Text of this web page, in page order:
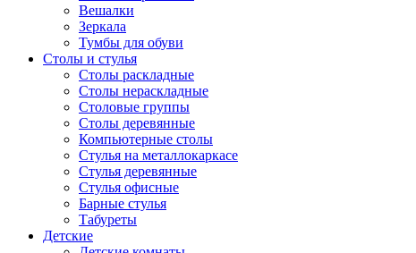
Вешалки
Зеркала
Тумбы для обуви
Столы и стулья
Столы раскладные
Столы нераскладные
Столовые группы
Столы деревянные
Компьютерные столы
Стулья на металлокаркасе
Стулья деревянные
Стулья офисные
Барные стулья
Табуреты
Детские